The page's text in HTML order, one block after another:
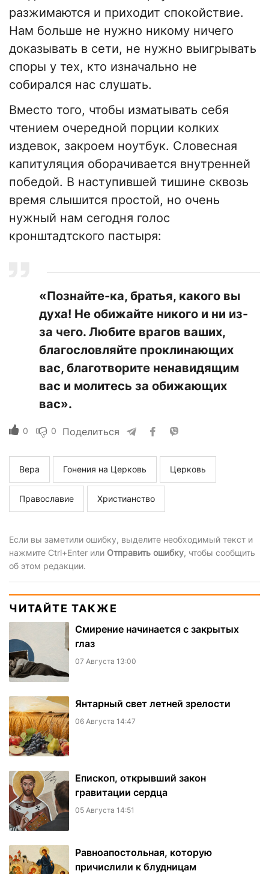
разжимаются и приходит спокойствие.
Нам больше не нужно никому ничего
доказывать в сети, не нужно выигрывать
споры у тех, кто изначально не
собирался нас слушать.
Вместо того, чтобы изматывать себя
чтением очередной порции колких
издевок, закроем ноутбук. Словесная
капитуляция оборачивается внутренней
победой. В наступившей тишине сквозь
время слышится простой, но очень
нужный нам сегодня голос
кронштадтского пастыря:
«Познайте-ка, братья, какого вы
духа! Не обижайте никого и ни из-
за чего. Любите врагов ваших,
благословляйте проклинающих
вас, благотворите ненавидящим
вас и молитесь за обижающих
вас».
0 0 Поделиться
Вера Гонения на Церковь Церковь
Православие Христианство
Если вы заметили ошибку, выделите необходимый текст и
нажмите Ctrl+Enter или Отправить ошибку, чтобы сообщить
об этом редакции.
ЧИТАЙТЕ ТАКЖЕ
Смирение начинается с закрытых
глаз
07 Августа 13:00
Янтарный свет летней зрелости
06 Августа 14:47
Епископ, открывший закон
гравитации сердца
05 Августа 14:51
Равноапостольная, которую
причислили к блудницам